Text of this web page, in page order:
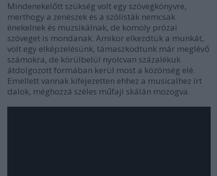
Mindenekelőtt szükség volt egy szövegkönyvre,
merthogy a zenészek és a szólisták nemcsak
énekelnek és muzsikálnak, de komoly prózai
szöveget is mondanak. Amikor elkezdtük a munkát,
volt egy elképzelésünk, támaszkodtunk már meglévő
számokra, de körülbelül nyolcvan százalékuk
átdolgozott formában kerül most a közönség elé.
Emellett vannak kifejezetten ehhez a musicalhez írt
dalok, méghozzá széles műfaji skálán mozogva.